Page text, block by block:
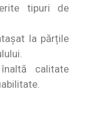
tipuri de
la părțile
calitate